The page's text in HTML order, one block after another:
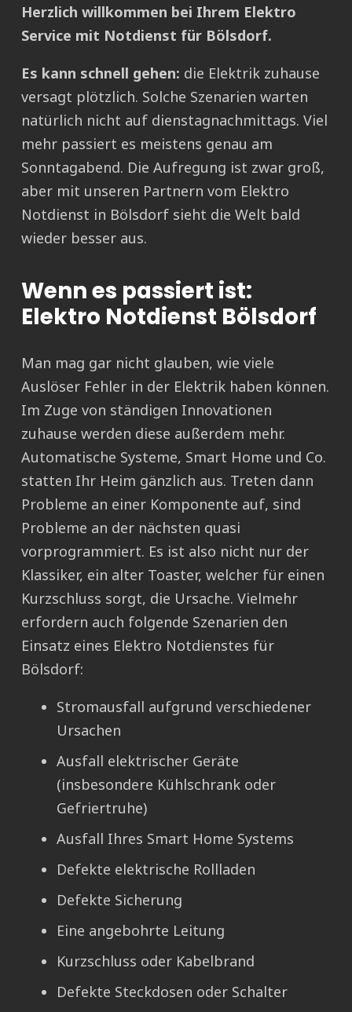
Herzlich willkommen bei Ihrem Elektro
Service mit Notdienst für Bölsdorf.
Es kann schnell gehen: die Elektrik zuhause
versagt plötzlich. Solche Szenarien warten
natürlich nicht auf dienstagnachmittags. Viel
mehr passiert es meistens genau am
Sonntagabend. Die Aufregung ist zwar groß,
aber mit unseren Partnern vom Elektro
Notdienst in Bölsdorf sieht die Welt bald
wieder besser aus.
Wenn es passiert ist:
Elektro Notdienst Bölsdorf
Man mag gar nicht glauben, wie viele
Auslöser Fehler in der Elektrik haben können.
Im Zuge von ständigen Innovationen
zuhause werden diese außerdem mehr.
Automatische Systeme, Smart Home und Co.
statten Ihr Heim gänzlich aus. Treten dann
Probleme an einer Komponente auf, sind
Probleme an der nächsten quasi
vorprogrammiert. Es ist also nicht nur der
Klassiker, ein alter Toaster, welcher für einen
Kurzschluss sorgt, die Ursache. Vielmehr
erfordern auch folgende Szenarien den
Einsatz eines Elektro Notdienstes für
Bölsdorf:
Stromausfall aufgrund verschiedener
Ursachen
Ausfall elektrischer Geräte
(insbesondere Kühlschrank oder
Gefriertruhe)
Ausfall Ihres Smart Home Systems
Defekte elektrische Rollladen
Defekte Sicherung
Eine angebohrte Leitung
Kurzschluss oder Kabelbrand
Defekte Steckdosen oder Schalter